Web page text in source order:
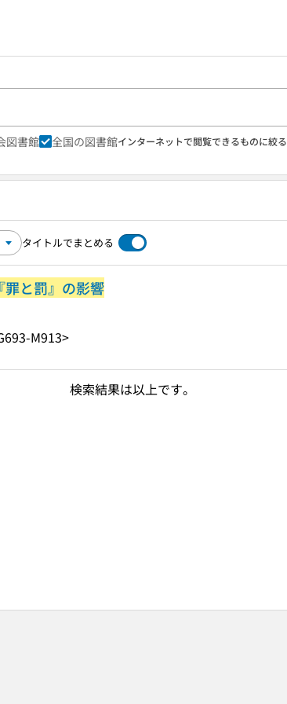
図書館 全国の図書館インターネットで閲覧できるものに絞る
タイトルでまとめる
罪と罰』の影響
M913>
検索結果は以上です。